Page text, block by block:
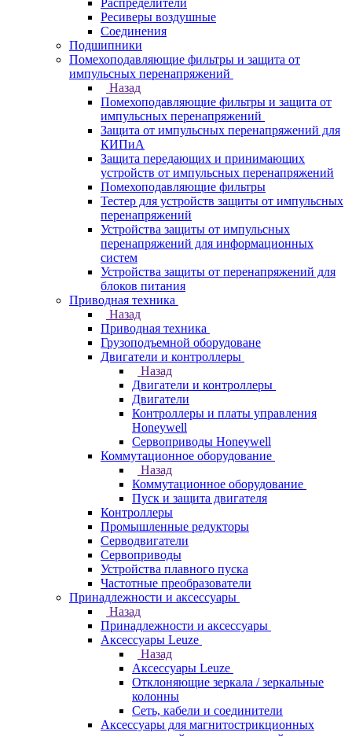
Распределители
Ресиверы воздушные
Соединения
Подшипники
Помехоподавляющие фильтры и защита от
импульсных перенапряжений
Назад
Помехоподавляющие фильтры и защита от
импульсных перенапряжений
Защита от импульсных перенапряжений для
КИПиА
Защита передающих и принимающих
устройств от импульсных перенапряжений
Помехоподавляющие фильтры
Тестер для устройств защиты от импульсных
перенапряжений
Устройства защиты от импульсных
перенапряжений для информационных
систем
Устройства защиты от перенапряжений для
блоков питания
Приводная техника
Назад
Приводная техника
Грузоподъемной оборудоване
Двигатели и контроллеры
Назад
Двигатели и контроллеры
Двигатели
Контроллеры и платы управления
Honeywell
Сервоприводы Honeywell
Коммутационное оборудование
Назад
Коммутационное оборудование
Пуск и защита двигателя
Контроллеры
Промышленные редукторы
Серводвигатели
Сервоприводы
Устройства плавного пуска
Частотные преобразователи
Принадлежности и аксессуары
Назад
Принадлежности и аксессуары
Аксессуары Leuze
Назад
Аксессуары Leuze
Отклоняющие зеркала / зеркальные
колонны
Сеть, кабели и соединители
Аксессуары для магнитострикционных